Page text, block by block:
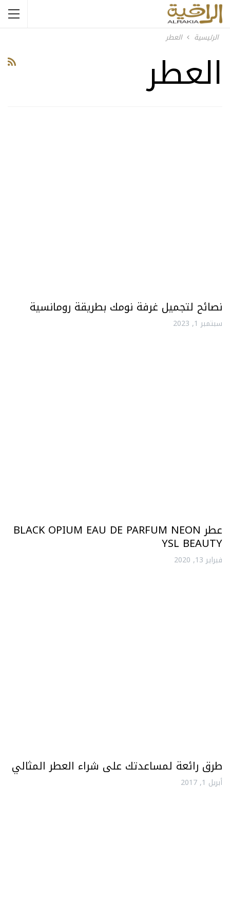
الرئيسية العطر
العطر
نصائح لتجميل غرفة نومك بطريقة رومانسية
سبتمبر 1, 2023
عطر BLACK OPIUM EAU DE PARFUM NEON
YSL BEAUTY
فبراير 13, 2020
طرق رائعة لمساعدتك على شراء العطر المثالي
أبريل 1, 2017